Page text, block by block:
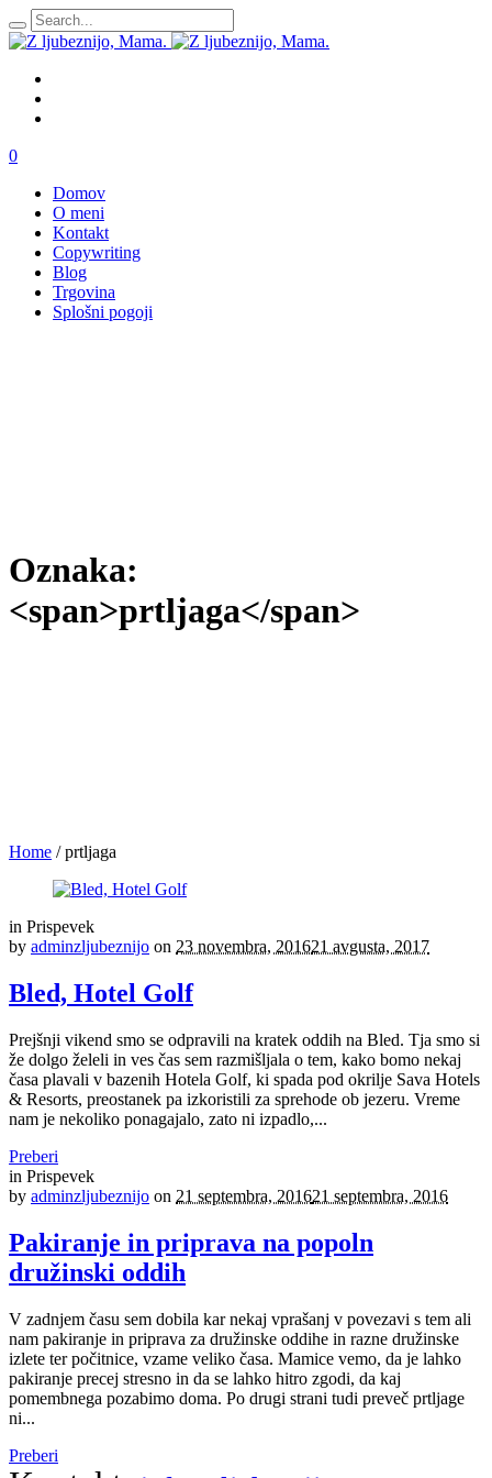
0
Domov
O meni
Kontakt
Copywriting
Blog
Trgovina
Splošni pogoji
Oznaka:
<span>prtljaga</span>
Home /prtljaga
in Prispevek
by adminzljubeznijo on 23 novembra, 201621 avgusta, 2017
Bled, Hotel Golf
Prejšnji vikend smo se odpravili na kratek oddih na Bled. Tja smo si
že dolgo želeli in ves čas sem razmišljala o tem, kako bomo nekaj
časa plavali v bazenih Hotela Golf, ki spada pod okrilje Sava Hotels
& Resorts, preostanek pa izkoristili za sprehode ob jezeru. Vreme
nam je nekoliko ponagajalo, zato ni izpadlo,...
Preberi
in Prispevek
by adminzljubeznijo on 21 septembra, 201621 septembra, 2016
Pakiranje in priprava na popoln
družinski oddih
V zadnjem času sem dobila kar nekaj vprašanj v povezavi s tem ali
nam pakiranje in priprava za družinske oddihe in razne družinske
izlete ter počitnice, vzame veliko časa. Mamice vemo, da je lahko
pakiranje precej stresno in da se lahko hitro zgodi, da kaj
pomembnega pozabimo doma. Po drugi strani tudi preveč prtljage
ni...
Preberi